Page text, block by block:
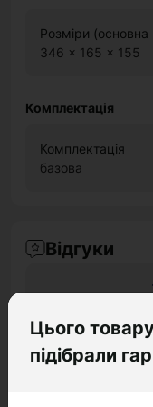
Розміри
346 x 165 x 155
Комплектація
Комплектація
базова
Відгуки
Цього
підібрали